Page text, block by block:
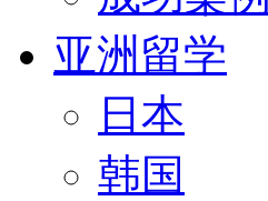
亚洲留学
日本
韩国